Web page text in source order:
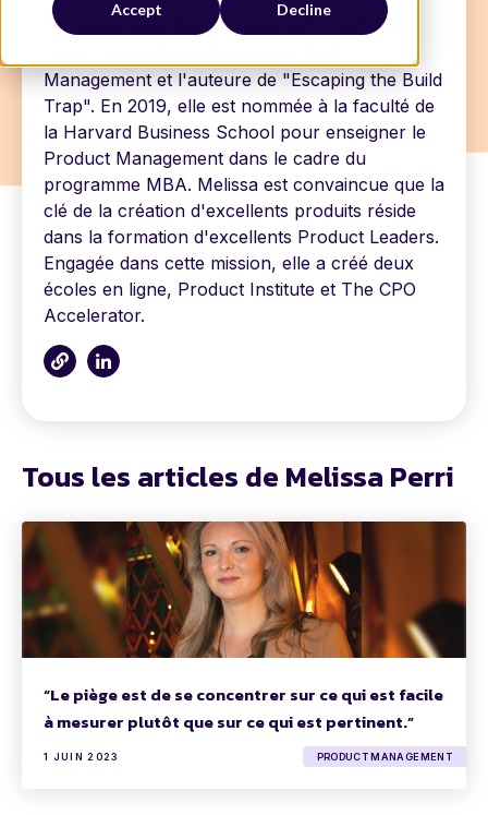
Accept Decline
Melissa Perri est la CEO de Produx Labs, un
Management et l'auteure de "Escaping the Build
Trap". En 2019, elle est nommée à la faculté de
la Harvard Business School pour enseigner le
Product Management dans le cadre du
programme MBA. Melissa est convaincue que la
clé de la création d'excellents produits réside
dans la formation d'excellents Product Leaders.
Engagée dans cette mission, elle a créé deux
écoles en ligne, Product Institute et The CPO
Accelerator.
Tous les articles de Melissa Perri
“Le piège est de se concentrer sur ce qui est facile
à mesurer plutôt que sur ce qui est pertinent.”
1 JUIN 2023 PRODUCT MANAGEMENT